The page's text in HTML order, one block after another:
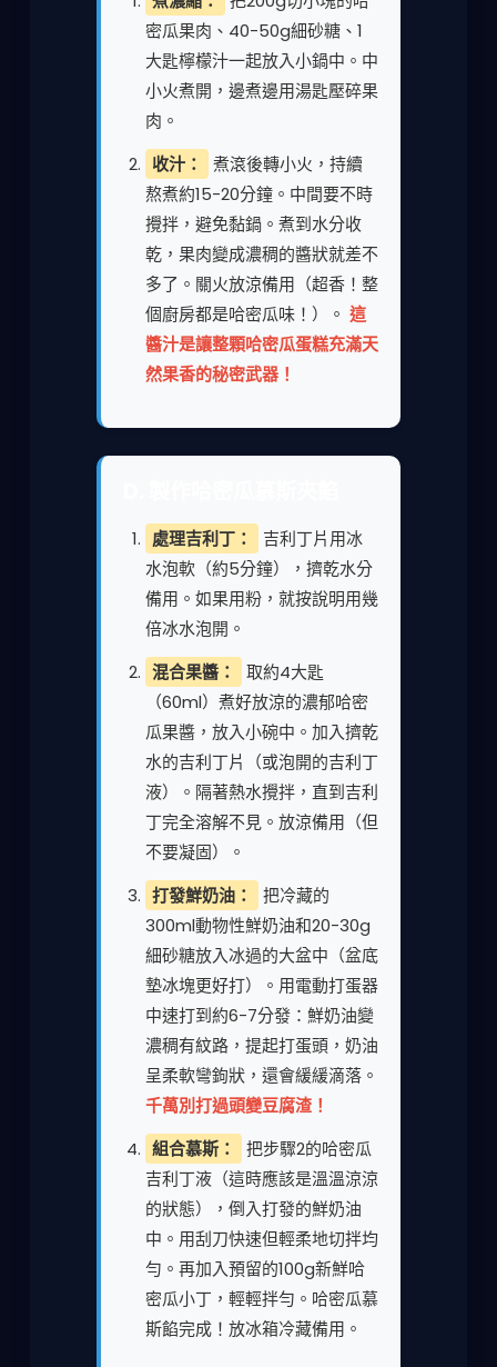
密瓜果肉、40-50g細砂糖、1
大匙檸檬汁一起放入小鍋中。中
小火煮開，邊煮邊用湯匙壓碎果
肉。
收汁：
煮滾後轉小火，持續
熬煮約15-20分鐘。中間要不時
攪拌，避免黏鍋。煮到水分收
乾，果肉變成濃稠的醬狀就差不
多了。關火放涼備用（超香！整
個廚房都是哈密瓜味！）。 這
醬汁是讓整顆哈密瓜蛋糕充滿天
然果香的秘密武器！
處理吉利丁：
吉利丁片用冰
水泡軟（約5分鐘），擠乾水分
備用。如果用粉，就按說明用幾
倍冰水泡開。
混合果醬：
取約4大匙
（60ml）煮好放涼的濃郁哈密
瓜果醬，放入小碗中。加入擠乾
水的吉利丁片（或泡開的吉利丁
液）。隔著熱水攪拌，直到吉利
丁完全溶解不見。放涼備用（但
不要凝固）。
打發鮮奶油：
把冷藏的
300ml動物性鮮奶油和20-30g
細砂糖放入冰過的大盆中（盆底
墊冰塊更好打）。用電動打蛋器
中速打到約6-7分發：鮮奶油變
濃稠有紋路，提起打蛋頭，奶油
呈柔軟彎鉤狀，還會緩緩滴落。
千萬別打過頭變豆腐渣！
組合慕斯：
把步驟2的哈密瓜
吉利丁液（這時應該是溫溫涼涼
的狀態），倒入打發的鮮奶油
中。用刮刀快速但輕柔地切拌均
勻。再加入預留的100g新鮮哈
密瓜小丁，輕輕拌勻。哈密瓜慕
斯餡完成！放冰箱冷藏備用。